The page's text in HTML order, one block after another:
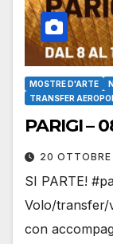
MOSTRE D'ARTE
TRANSFER
PARIGI –
20
SI PARTE!
Volo/transfer/
con